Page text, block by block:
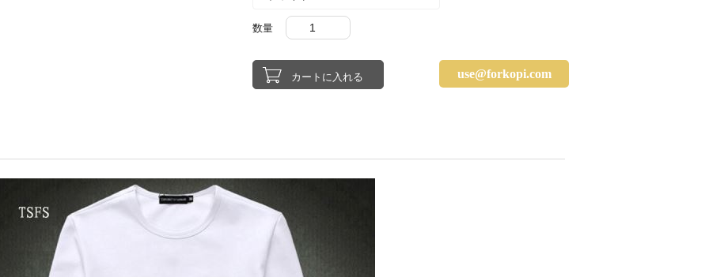
数量
use@forkopi.com